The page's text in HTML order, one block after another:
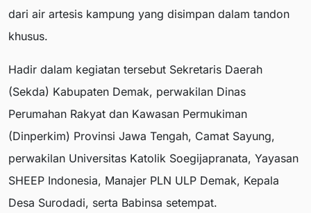
dari air artesis kampung yang disimpan dalam tandon
khusus.
Hadir dalam kegiatan tersebut Sekretaris Daerah
(Sekda) Kabupaten Demak, perwakilan Dinas
Perumahan Rakyat dan Kawasan Permukiman
(Dinperkim) Provinsi Jawa Tengah, Camat Sayung,
perwakilan Universitas Katolik Soegijapranata, Yayasan
SHEEP Indonesia, Manajer PLN ULP Demak, Kepala
Desa Surodadi, serta Babinsa setempat.